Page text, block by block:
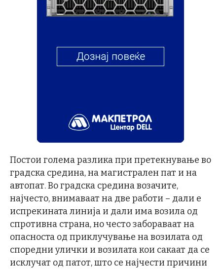
Постои голема разлика при претекнување во
градска средина, на магистрален пат и на
автопат. Во градска средина возачите,
најчесто, внимаваат на две работи – дали е
испрекината линија и дали има возила од
спротивна страна, но често забораваат на
опасноста од приклучување на возилата од
споредни улички и возилата кои сакаат да се
исклучат од патот, што се најчести причини